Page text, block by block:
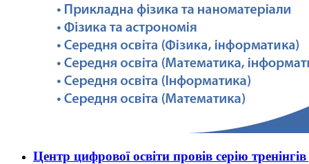
Центр цифрової освіти провів серію